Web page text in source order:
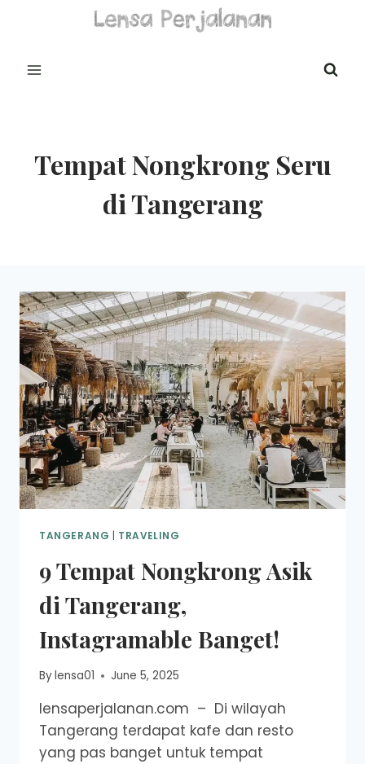
Tempat Nongkrong Seru
di Tangerang
TANGERANG TRAVELING
9 Tempat Nongkrong Asik
di Tangerang,
Instagramable Banget!
Bylensa01 June 5, 2025
lensaperjalanan.com – Di wilayah
Tangerang terdapat kafe dan resto
yang pas banget untuk tempat